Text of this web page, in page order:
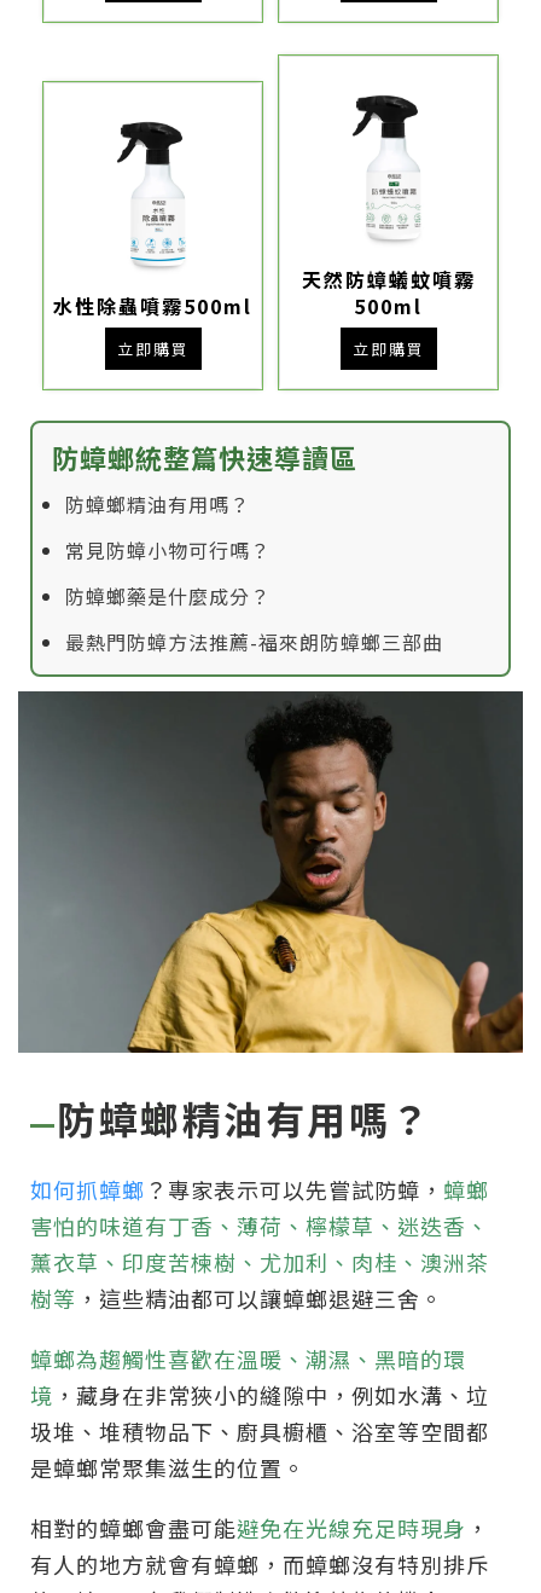
水性除蟲噴霧500ml
立即購買
天然防蟑蟻蚊噴霧
500ml
立即購買
防蟑螂統整篇快速導讀區
防蟑螂精油有用嗎？
常見防蟑小物可行嗎？
防蟑螂藥是什麼成分？
最熱門防蟑方法推薦-福來朗防蟑螂三部曲
防蟑螂精油有用嗎？
如何抓蟑螂 ？專家表示可以先嘗試防蟑， 蟑螂
害怕的味道有丁香、薄荷、檸檬草、迷迭香、
薰衣草、印度苦楝樹、尤加利、肉桂、澳洲茶
樹等 ，這些精油都可以讓蟑螂退避三舍。
蟑螂為趨觸性喜歡在溫暖、潮濕、黑暗的環
境 ，藏身在非常狹小的縫隙中，例如水溝、垃
圾堆、堆積物品下、廚具櫥櫃、浴室等空間都
是蟑螂常聚集滋生的位置。
相對的蟑螂會盡可能避免在光線充足時現身 ，
有人的地方就會有蟑螂，而蟑螂沒有特別排斥